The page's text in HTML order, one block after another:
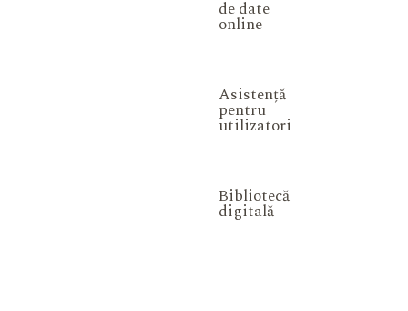
de date
online
Asistență
pentru
utilizatori
Bibliotecă
digitală